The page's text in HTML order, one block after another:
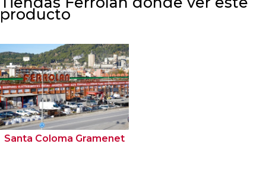
producto
Santa Coloma Gramenet